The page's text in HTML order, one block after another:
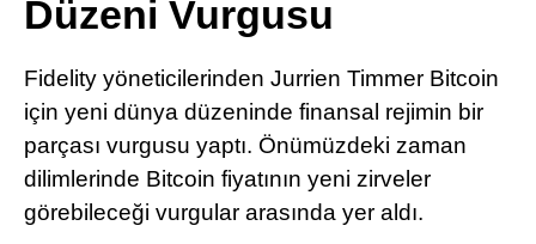
LinkedIn
Telegram
Düzeni Vurgusu
Fidelity yöneticilerinden Jurrien Timmer Bitcoin
için yeni dünya düzeninde finansal rejimin bir
parçası vurgusu yaptı. Önümüzdeki zaman
dilimlerinde Bitcoin fiyatının yeni zirveler
görebileceği vurgular arasında yer aldı.